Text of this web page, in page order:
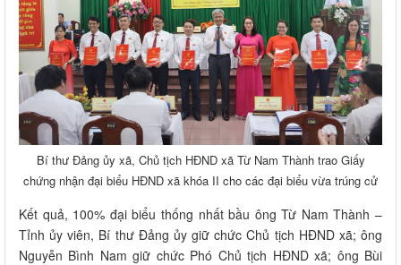
Bí thư Đảng ủy xã, Chủ tịch HĐND xã Từ Nam Thành trao Giấy
chứng nhận đại biểu HĐND xã khóa II cho các đại biểu vừa trúng cử
Kết quả, 100% đại biểu thống nhất bầu ông Từ Nam Thành –
Tỉnh ủy viên, Bí thư Đảng ủy giữ chức Chủ tịch HĐND xã; ông
Nguyễn Bình Nam giữ chức Phó Chủ tịch HĐND xã; ông Bùi